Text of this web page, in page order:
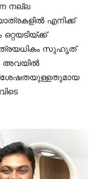
നല്ല
എനിക്ക്
സുഹൃത്
അവയിൽ